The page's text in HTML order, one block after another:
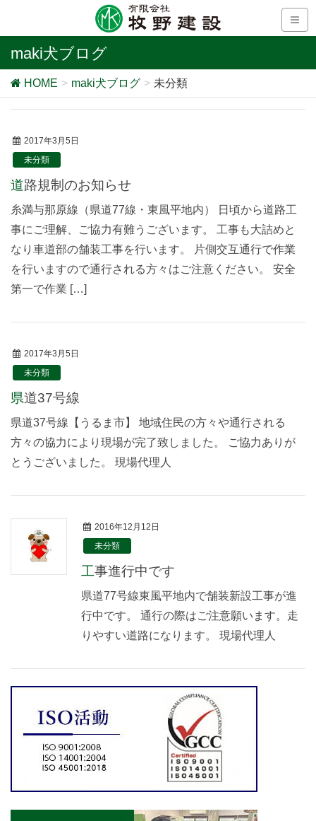
maki犬ブログ
HOME maki犬ブログ 未分類
2017年3月5日
未分類
道路規制のお知らせ
糸満与那原線（県道77線・東風平地内） 日頃から道路工
事にご理解、ご協力有難うございます。 工事も大詰めと
なり車道部の舗装工事を行います。 片側交互通行で作業
を行いますので通行される方々はご注意ください。 安全
第一で作業 […]
2017年3月5日
未分類
県道37号線
県道37号線【うるま市】 地域住民の方々や通行される
方々の協力により現場が完了致しました。 ご協力ありが
とうございました。 現場代理人
2016年12月12日
未分類
工事進行中です
県道77号線東風平地内で舗装新設工事が進
行中です。 通行の際はご注意願います。走
りやすい道路になります。 現場代理人